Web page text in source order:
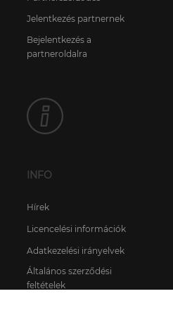
Jelentkezés partnernek
Bejelentkezés a
partneroldalra
INFO
Hírek
Licencelési információk
Adatkezelési irányelvek
Általános szerződési
feltételek